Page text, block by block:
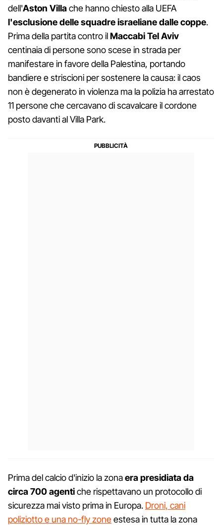
dell'Aston Villache hanno chiesto alla UEFA
l'esclusione delle squadre israeliane dalle coppe.
Prima della partita contro ilMaccabi Tel Aviv
centinaia di persone sono scese in strada per
manifestare in favore della Palestina, portando
bandiere e striscioni per sostenere la causa: il caos
non è degenerato in violenza ma la polizia ha arrestato
11 persone che cercavano di scavalcare il cordone
posto davanti al Villa Park.
Prima del calcio d'inizio la zonaera presidiata da
circa 700 agentiche rispettavano un protocollo di
sicurezza mai visto prima in Europa. Droni, cani
poliziotto e una no-fly zoneestesa in tutta la zona